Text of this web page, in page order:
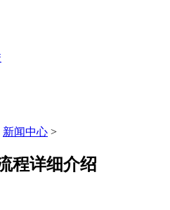
新闻中心 >
程详细介绍